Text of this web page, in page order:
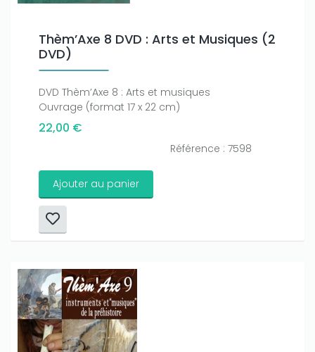
Thèm’Axe 8 DVD : Arts et Musiques (2
DVD)
DVD Thèm’Axe 8 : Arts et musiques
Ouvrage (format 17 x 22 cm)
22,00 €
Référence : 7598
Ajouter au panier